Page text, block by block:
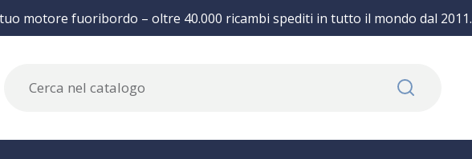
motore fuoribordo – oltre 40.000 ricambi spediti in tutto il mondo dal 2011.